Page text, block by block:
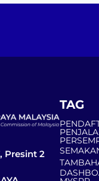
Presint 2
TAG